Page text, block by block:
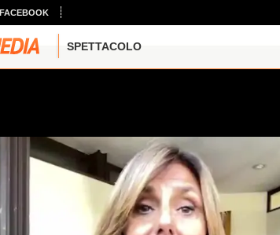
FACEBOOK
SPETTACOLO